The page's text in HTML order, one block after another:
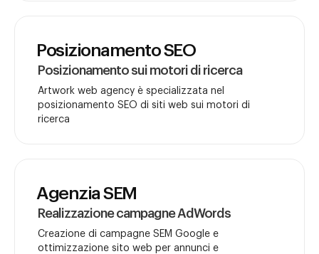
Posizionamento SEO
Posizionamento sui motori di ricerca
Artwork web agency è specializzata nel
posizionamento SEO di siti web sui motori di
ricerca
Agenzia SEM
Realizzazione campagne AdWords
Creazione di campagne SEM Google e
ottimizzazione sito web per annunci e